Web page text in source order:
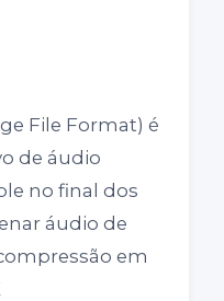
File Format) é
de áudio
no final dos
áudio de
em